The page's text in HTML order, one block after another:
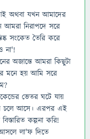
অথবা যখন আমাদের
নিরাপদে সরে
সংকেত তৈরি করে
না'!
অজান্তে আমরা কিছুটা
মনে হয় আমি সরে
ভেতর ঘটে যায়
চলে আসে। এরপর এই
কল্পনা করি!
লা'ফ দিতে